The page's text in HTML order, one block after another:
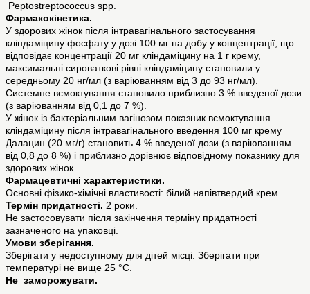
Peptostreptococcus spp.
Фармакокінетика.
У здорових жінок після інтравагінального застосування
кліндаміцину фосфату у дозі 100 мг на добу у концентрації, що
відповідає концентрації 20 мг кліндаміцину на 1 г крему,
максимальні сироваткові рівні кліндаміцину становили у
середньому 20 нг/мл (з варіюванням від 3 до 93 нг/мл).
Системне всмоктування становило приблизно 3 % введеної дози
(з варіюванням від 0,1 до 7 %).
У жінок із бактеріальним вагінозом показник всмоктування
кліндаміцину після інтравагінального введення 100 мг крему
Далацин (20 мг/г) становить 4 % введеної дози (з варіюванням
від 0,8 до 8 %) і приблизно дорівнює відповідному показнику для
здорових жінок.
Фармацевтичні характеристики.
Основні фізико-хімічні властивості: білий напівтвердий крем.
Термін придатності. 2 роки.
Не застосовувати після закінчення терміну придатності
зазначеного на упаковці.
Умови зберігання.
Зберігати у недоступному для дітей місці. Зберігати при
температурі не вище 25 °С.
Не заморожувати.